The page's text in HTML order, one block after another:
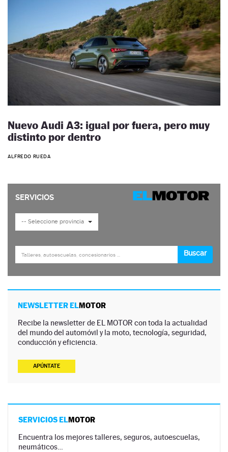
Nuevo Audi A3: igual por fuera, pero muy
distinto por dentro
ALFREDO RUEDA
NEWSLETTER ELMOTOR
Recibe la newsletter de EL MOTOR con toda la actualidad
del mundo del automóvil y la moto, tecnología, seguridad,
conducción y eficiencia.
APÚNTATE
SERVICIOS ELMOTOR
Encuentra los mejores talleres, seguros, autoescuelas,
neumáticos…